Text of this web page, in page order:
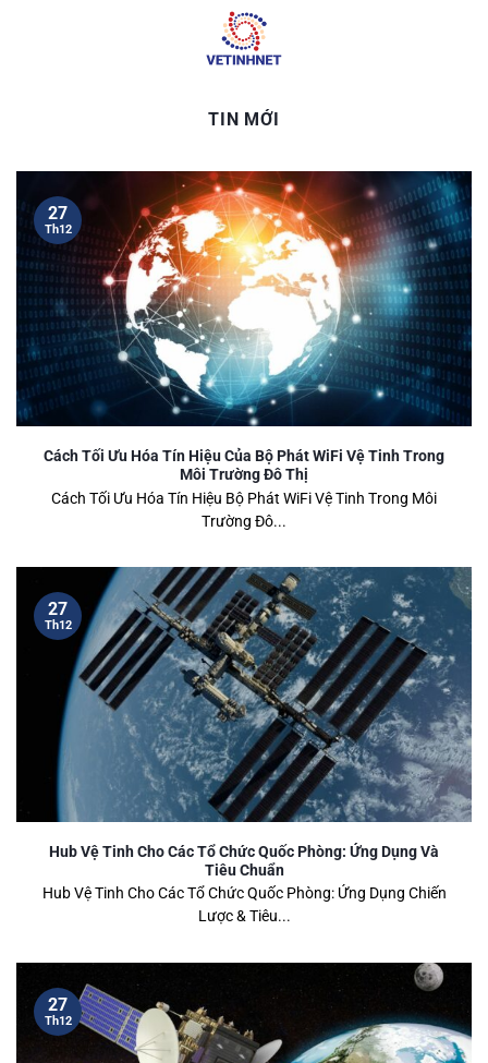
TIN MỚI
Cách Tối Ưu Hóa Tín Hiệu Của Bộ Phát WiFi Vệ Tinh Trong
Môi Trường Đô Thị
Cách Tối Ưu Hóa Tín Hiệu Bộ Phát WiFi Vệ Tinh Trong Môi
Trường Đô...
27
Th12
Hub Vệ Tinh Cho Các Tổ Chức Quốc Phòng: Ứng Dụng Và
Tiêu Chuẩn
Hub Vệ Tinh Cho Các Tổ Chức Quốc Phòng: Ứng Dụng Chiến
Lược & Tiêu...
27
Th12
27
Th12